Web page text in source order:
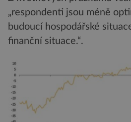
„respondenti jsou méně
budoucí hospodářské
finanční situace.“.